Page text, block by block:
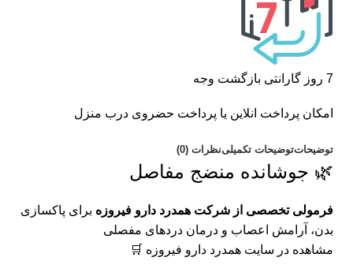
7 روز گارانتی بازگشت وجه
امکان پرداخت انلاین یا پرداخت حضروی درب منزل
توضیحاتتوضیحات تکمیلینظرات (0)
🌿 جوشانده منضج مفاصل
فرمولی تخصصی از شرکت همدرد دارو فیروزه برای پاکسازی
بدن، آرامش اعصاب و درمان دردهای مفصلی
مشاهده در سایت همدرد دارو فیروزه 🛒